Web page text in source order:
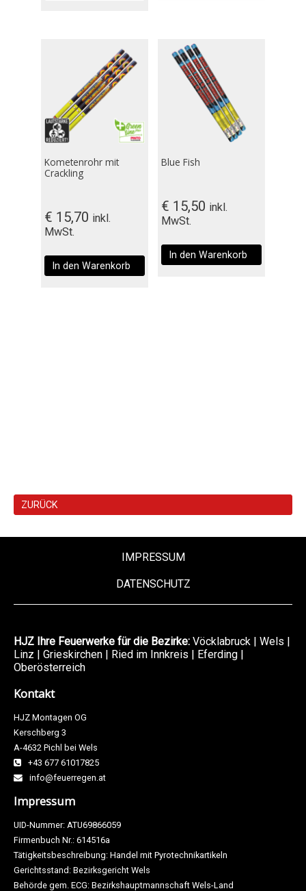
Kometenrohr mit
Crackling
€ 15,70 inkl.
MwSt.
In den Warenkorb
Blue Fish
€ 15,50 inkl.
MwSt.
In den Warenkorb
ZURÜCK
IMPRESSUM
DATENSCHUTZ
HJZ Ihre Feuerwerke für die Bezirke: Vöcklabruck Wels
Linz
Grieskirchen Ried im Innkreis Eferding
Oberösterreich
Kontakt
HJZ Montagen OG
Kerschberg 3
A-4632 Pichl bei Wels
+43 677 61017825
info@feuerregen.at
Impressum
UID-Nummer: ATU69866059
Firmenbuch Nr.: 614516a
Tätigkeitsbeschreibung: Handel mit Pyrotechnikartikeln
Gerichtsstand: Bezirksgericht Wels
Behörde gem. ECG: Bezirkshauptmannschaft Wels-Land